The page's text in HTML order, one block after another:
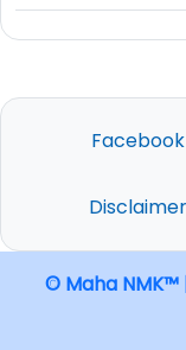
Facebook
Disclaimer
© Maha NMK™